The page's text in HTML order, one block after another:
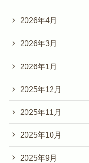
2026年4月
2026年3月
2026年1月
2025年12月
2025年11月
2025年10月
2025年9月